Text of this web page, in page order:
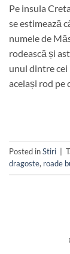
Pe insula
se estimează
numele de
rodească și
unul dintre
același rod pe
Posted inStiri
dragoste, roade